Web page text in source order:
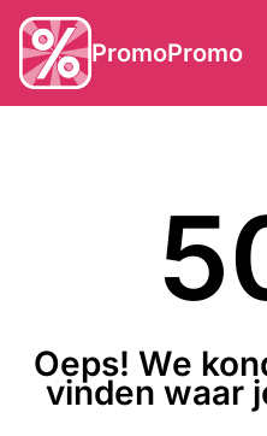
PromoPromo
Oeps! We
vinden waar